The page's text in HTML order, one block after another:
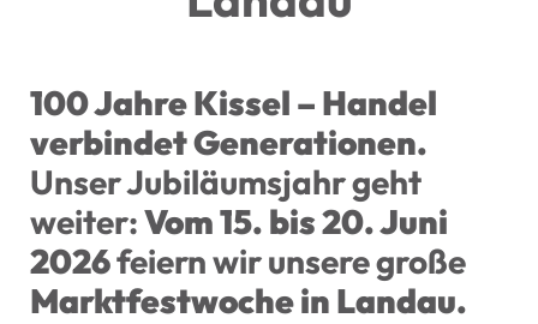
100 Jahre Kissel – Handel
verbindet Generationen.
Unser Jubiläumsjahr geht
weiter:Vom 15. bis 20. Juni
2026feiern wir unsere große
Marktfestwoche in Landau.